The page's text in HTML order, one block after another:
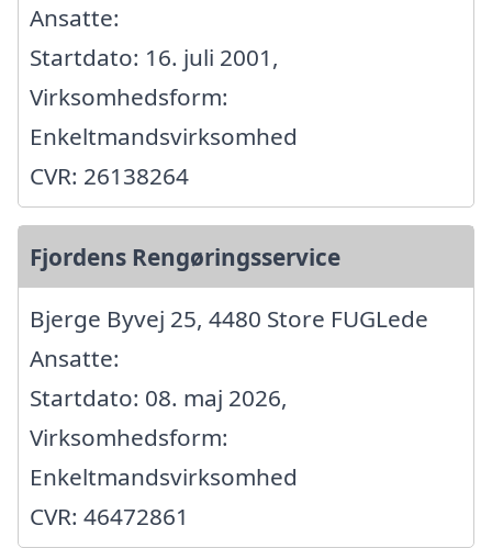
Ansatte:
Startdato: 16. juli 2001,
Virksomhedsform:
Enkeltmandsvirksomhed
CVR: 26138264
Fjordens Rengøringsservice
Bjerge Byvej 25, 4480 Store FUGLede
Ansatte:
Startdato: 08. maj 2026,
Virksomhedsform:
Enkeltmandsvirksomhed
CVR: 46472861